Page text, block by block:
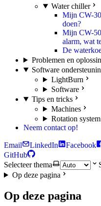
Water chiller
Mijn CW-
doen?
Mijn CW-
alarm, wat
De
Problemen en
Software
LightBurn
Software
Tips en tricks
Machines
Rotation system
Neem contact op!
Email LinkedIn Facebook
GitHub
Selecteer thema
Op deze pagina
Op deze pagina